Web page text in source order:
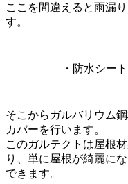
ここを間違えると雨漏
す。
・防水シー
そこからガルバリウム
カバーを行います。
このガルテクトは屋根
り、単に屋根が綺麗に
できます。